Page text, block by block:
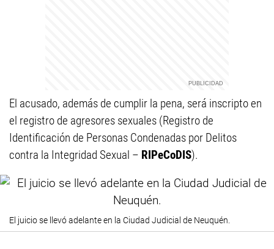
El acusado, además de cumplir la pena, será inscripto en
el registro de agresores sexuales (Registro de
Identificación de Personas Condenadas por Delitos
contra la Integridad Sexual – RIPeCoDIS).
El juicio se llevó adelante en la Ciudad Judicial de Neuquén.